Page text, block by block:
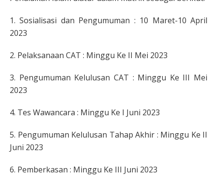
1. Sosialisasi dan Pengumuman : 10 Maret-10 April
2023
2. Pelaksanaan CAT : Minggu Ke II Mei 2023
3. Pengumuman Kelulusan CAT : Minggu Ke III Mei
2023
4. Tes Wawancara : Minggu Ke I Juni 2023
5. Pengumuman Kelulusan Tahap Akhir : Minggu Ke II
Juni 2023
6. Pemberkasan : Minggu Ke III Juni 2023